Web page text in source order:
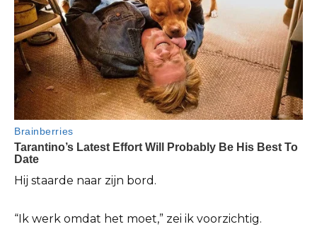
Hij staarde naar zijn bord.
“Ik werk omdat het moet,” zei ik voorzichtig.